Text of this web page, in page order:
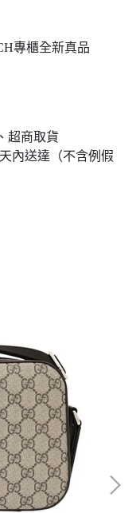
專櫃全新真品
超商取貨
內送達（不含例假